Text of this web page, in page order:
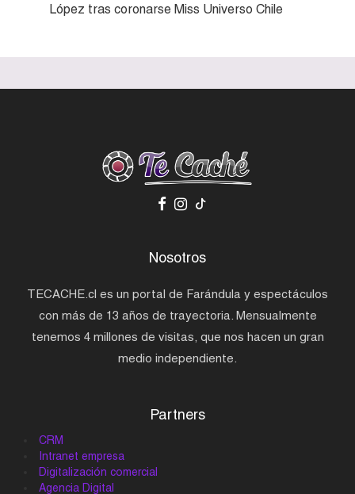
López tras coronarse Miss Universo Chile
Nosotros
TECACHE.cl es un portal de Farándula y espectáculos
con más de 13 años de trayectoria. Mensualmente
tenemos 4 millones de visitas, que nos hacen un gran
medio independiente.
Partners
CRM
Intranet empresa
Digitalización comercial
Agencia Digital